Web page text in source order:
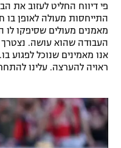
לוח דרושים – ג'ובנט
תגיות
פי דיווח החליט לעזוב את
התייחסות מעולה לאופן בו
מאמנים מעולים שסיפקו לו
העבודה שהוא עושה.
אנו מאמינים שנוכל לפגוע
ראויה להערצה. עלינו